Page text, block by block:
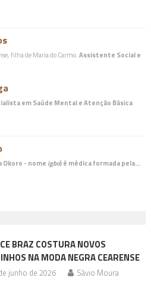
filha de Maria do Carmo.Assistente Social e
em Saúde Mental e Atenção Básica
Okoro - nome igbo) é médicaformada pela…
BRAZ COSTURA NOVOS
NA MODA NEGRA CEARENSE
junho de 2026 Sávio Moura